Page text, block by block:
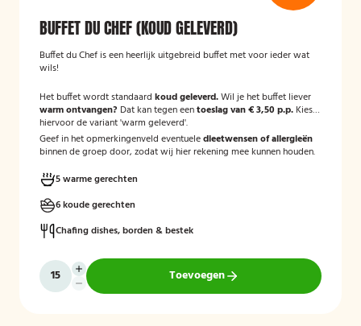
BUFFET DU CHEF (KOUD GELEVERD)
Buffet du Chef is een heerlijk uitgebreid buffet met voor ieder wat
wils!
Het buffet wordt standaard koud geleverd.Wil je het buffet liever
warm ontvangen? Dat kan tegen eentoeslag van € 3,50 p.p. Kies
hiervoor de variant 'warm geleverd'.
Geef in het opmerkingenveld eventueledieetwensen of allergieën
binnen de groep door, zodat wij hier rekening mee kunnen houden.
5 warme gerechten
6 koude gerechten
Chafing dishes, borden & bestek
Toevoegen